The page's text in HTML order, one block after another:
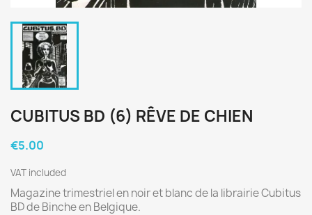
CUBITUS BD (6) RÊVE DE CHIEN
€5.00
VAT included
Magazine trimestriel en noir et blanc de la librairie Cubitus
BD de Binche en Belgique.